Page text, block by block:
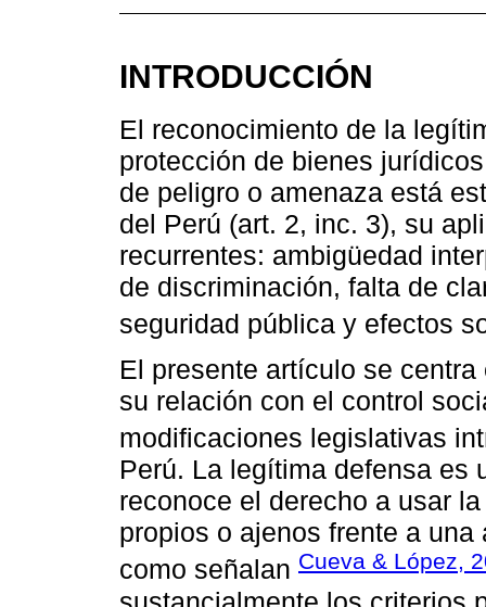
INTRODUCCIÓN
El reconocimiento de la
protección de bienes
de peligro o amenaza está
del Perú (art. 2, inc. 3), su
recurrentes: ambigüedad
de discriminación, falta de
seguridad pública y efectos
El presente artículo se
su relación con el control
modificaciones legislativas
Perú. La legítima defensa es
reconoce el derecho a usar
propios o ajenos frente a
como señalan Cueva & López,